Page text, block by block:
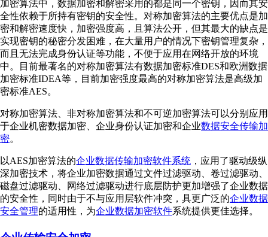
加密算法中，数据加密和解密采用的都是同一个密钥，因而其安
全性依赖于所持有密钥的安全性。对称加密算法的主要优点是加
密和解密速度快，加密强度高，且算法公开，但其最大的缺点是
实现密钥的秘密分发困难，在大量用户的情况下密钥管理复杂，
而且无法完成身份认证等功能，不便于应用在网络开放的环境
中。目前最著名的对称加密算法有数据加密标准DES和欧洲数据
加密标准IDEA等，目前加密强度最高的对称加密算法是高级加
密标准AES。
对称加密算法、非对称加密算法和不可逆加密算法可以分别应用
于企业机密数据加密、企业身份认证加密和企业数据安全传输加
密。
以AES加密算法的企业数据传输加密软件系统 ，应用了驱动级纵
深加密技术，将企业加密数据通过文件过滤驱动、卷过滤驱动、
磁盘过滤驱动、网络过滤驱动进行底层防护更加增强了企业数据
的安全性，同时由于不与应用层软件冲突，具更广泛的企业数据
安全管理的适用性，为企业数据加密软件系统提供更佳选择。